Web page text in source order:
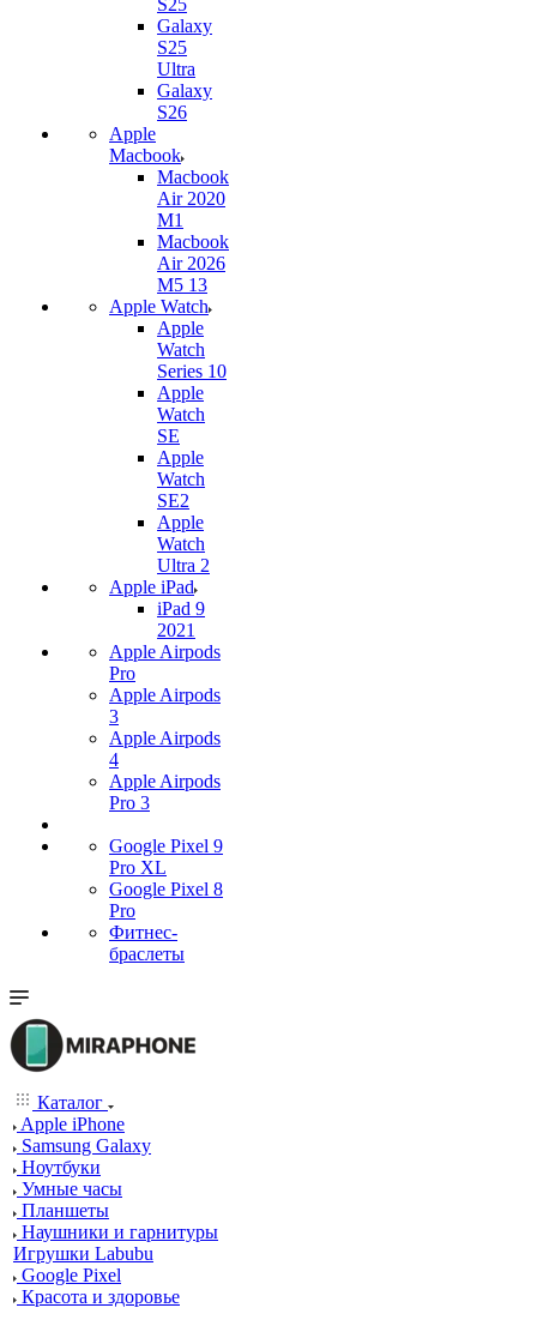
S25
Galaxy
S25
Ultra
Galaxy
S26
Apple
Macbook
Macbook
Air 2020
M1
Macbook
Air 2026
M5 13
Apple Watch
Apple
Watch
Series 10
Apple
Watch
SE
Apple
Watch
SE2
Apple
Watch
Ultra 2
Apple iPad
iPad 9
2021
Apple Airpods
Pro
Apple Airpods
3
Apple Airpods
4
Apple Airpods
Pro 3
Google Pixel 9
Pro XL
Google Pixel 8
Pro
Фитнес-
браслеты
Каталог
Apple iPhone
Samsung Galaxy
Ноутбуки
Умные часы
Планшеты
Наушники и гарнитуры
Игрушки Labubu
Google Pixel
Красота и здоровье